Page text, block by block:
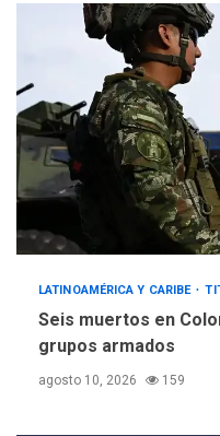
LATINOAMÉRICA Y CARIBE
Seis muertos en
grupos armados
agosto 10, 2026 159